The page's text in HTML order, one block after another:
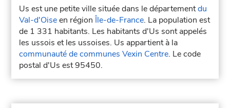
Us est une petite ville située dans le départementdu
Val-d'Oiseen régionÎle-de-France. La population est
de 1 331 habitants. Les habitants d'Us sont appelés
les ussois et les ussoises. Us appartient à la
communauté de communes Vexin Centre. Le code
postal d'Us est 95450.